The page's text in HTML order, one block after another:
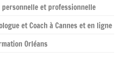
et professionnelle
et Coach à Cannes et en ligne
Orléans